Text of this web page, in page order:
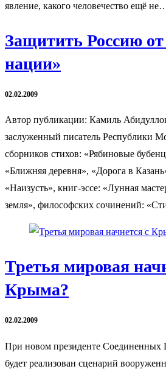
явление, какого человечество ещё
Защитить Россию от
нации»
02.02.2009
Автор публикации: Камиль
заслуженный писатель Республики
сборников стихов: «Рябиновые
«Ближняя деревня», «Дорога в
«Наизусть», книг-эссе: «Лунная
земля», философских сочинений:
Третья мировая
Крыма?
02.02.2009
При новом президенте Соединенных
будет реализован сценарий